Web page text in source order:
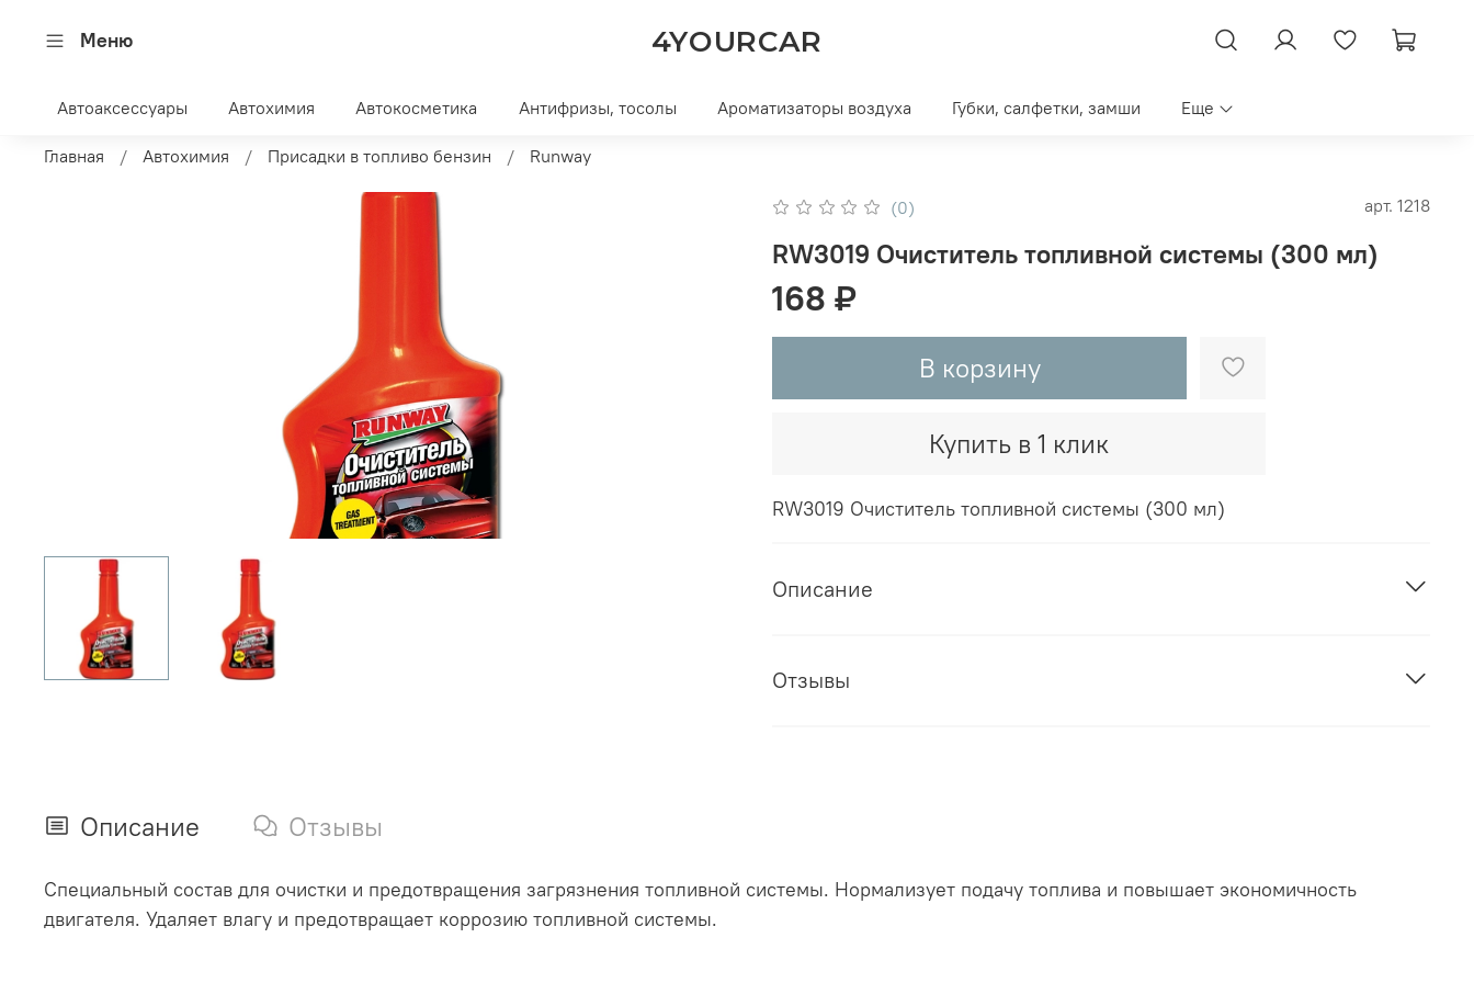
Меню 4YOURCAR
Автоаксессуары Автохимия Автокосметика Антифризы, тосолы Ароматизаторы воздуха Губки, салфетки, замши Еще
Главная Автохимия Присадки в топливо бензин Runway
(0) арт. 1218
RW3019 Очиститель топливной системы (300 мл)
168 ₽
В корзину
Купить в 1 клик
RW3019 Очиститель топливной системы (300 мл)
Описание
Отзывы
Описание Отзывы
Специальный состав для очистки и предотвращения загрязнения топливной системы. Нормализует подачу топлива и повышает экономичность
двигателя. Удаляет влагу и предотвращает коррозию топливной системы.